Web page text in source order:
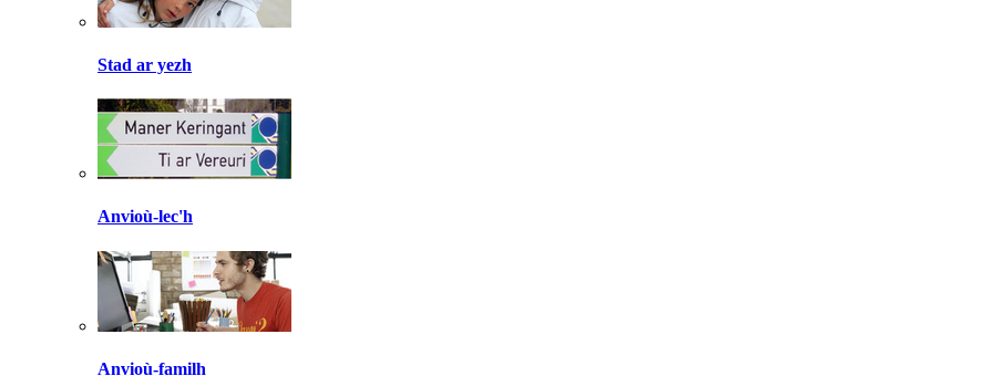
Stad ar yezh
Anvioù-lec'h
Anvioù-familh